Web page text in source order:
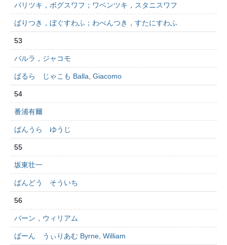
バリツキ，ボグスワフ；ワベンツキ，スタニスワフ
ばりつき，ぼぐすわふ；わべんつき，すたにすわふ
53
バルラ，ジャコモ
ばるら じゃこも Balla, Giacomo
54
番浦有爾
ばんうら ゆうじ
55
坂東壮一
ばんどう そういち
56
バーン，ウィリアム
ばーん うぃりあむ Byrne, William